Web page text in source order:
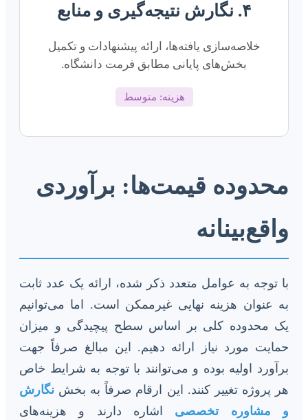
۴. نگارش نتیجه‌گیری و منابع
خلاصه‌سازی یافته‌ها، ارائه پیشنهادات و تکمیل
بخش‌های پایانی مطابق فرمت دانشگاه.
هزینه: متوسط
محدوده قیمت‌ها: برآوردی
واقع‌بینانه
با توجه به عوامل متعدد ذکر شده، ارائه یک عدد ثابت
به عنوان هزینه نهایی غیرممکن است. اما می‌توانیم
یک محدوده کلی بر اساس سطح پیچیدگی و میزان
حمایت مورد نیاز ارائه دهیم. این مبالغ صرفاً جهت
برآورد اولیه بوده و می‌توانند با توجه به شرایط خاص
هر پروژه تغییر کنند. این ارقام صرفاً به بخش نگارش
و مشاوره تخصصی اشاره دارند و هزینه‌های